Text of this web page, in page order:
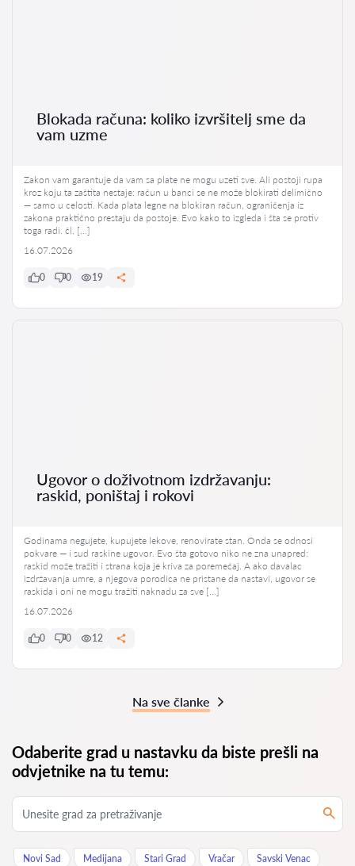
Blokada računa: koliko izvršitelj sme da
vam uzme
Zakon vam garantuje da vam sa plate ne mogu uzeti sve. Ali postoji rupa
kroz koju ta zaštita nestaje: račun u banci se ne može blokirati delimično
— samo u celosti. Kada plata legne na blokiran račun, ograničenja iz
zakona praktično prestaju da postoje. Evo kako to izgleda i šta se protiv
toga radi. čl. […]
16.07.2026
0 0 19
Ugovor o doživotnom izdržavanju:
raskid, poništaj i rokovi
Godinama negujete, kupujete lekove, renovirate stan. Onda se odnosi
pokvare — i sud raskine ugovor. Evo šta gotovo niko ne zna unapred:
raskid može tražiti i strana koja je kriva za poremećaj. A ako davalac
izdržavanja umre, a njegova porodica ne pristane da nastavi, ugovor se
raskida i oni ne mogu tražiti naknadu za sve […]
16.07.2026
0 0 12
Na sve članke
Odaberite grad u nastavku da biste prešli na
odvjetnike na tu temu:
Novi Sad Medijana Stari Grad Vračar Savski Venac